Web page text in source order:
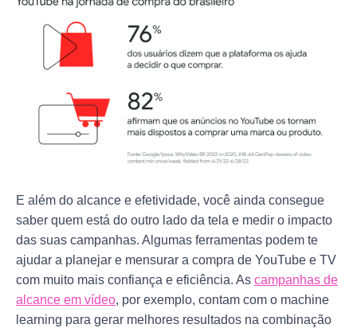
E além do alcance e efetividade, você ainda consegue
saber quem está do outro lado da tela e medir o impacto
das suas campanhas. Algumas ferramentas podem te
ajudar a planejar e mensurar a compra de YouTube e TV
com muito mais confiança e eficiência. As campanhas de
alcance em vídeo, por exemplo, contam com o machine
learning para gerar melhores resultados na combinação